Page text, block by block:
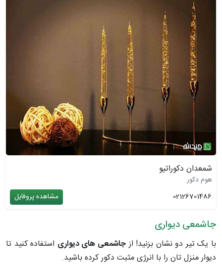
شمعدان دکوراتیو
هوم دکور
02126701486
مشاهده پروفایل
جاشمعی دیواری
با یک تیر دو نشان بزنید! ازجاشمعی های دیواری استفاده کنید تا
دیوار منزل تان را با انرژی مثبت دکور کرده باشید.